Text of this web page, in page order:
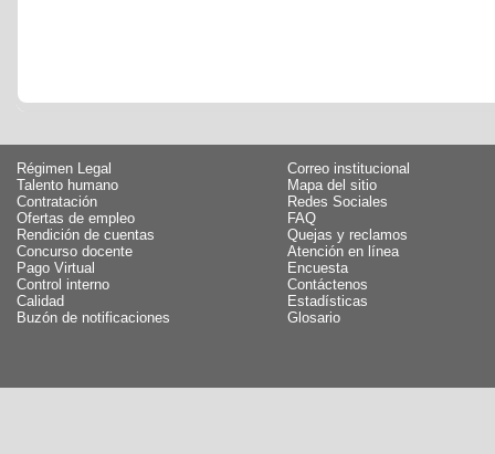
Régimen Legal
Talento humano
Contratación
Ofertas de empleo
Rendición de cuentas
Concurso docente
Pago Virtual
Control interno
Calidad
Buzón de notificaciones
Correo institucional
Mapa del sitio
Redes Sociales
FAQ
Quejas y reclamos
Atención en línea
Encuesta
Contáctenos
Estadísticas
Glosario